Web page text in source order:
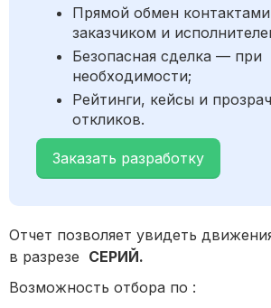
Прямой обмен
заказчиком и
Безопасная сделка — при
необходимости;
Рейтинги, кейсы и
откликов.
Заказать разработку
Отчет позволяет увидеть
в разрезе СЕРИЙ.
Возможность отбора по :